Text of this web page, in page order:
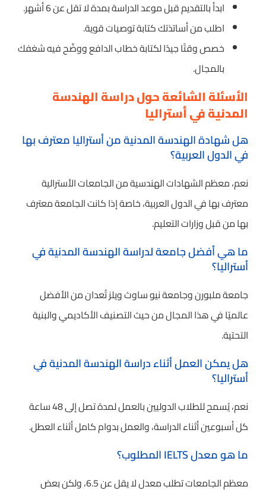
ابدأ بالتقديم قبل موعد الدراسة بمدة لا تقل عن 6 أشهر.
اطلب من أساتذتك كتابة توصيات قوية.
خصص وقتًا جيدًا لكتابة خطاب الدافع ووضّح فيه شغفك
بالمجال.
الأسئلة الشائعة حول دراسة الهندسة
المدنية في أستراليا
هل شهادة الهندسة المدنية من أستراليا معترف بها
في الدول العربية؟
نعم، معظم الشهادات الهندسية من الجامعات الأسترالية
معترف بها في الدول العربية، خاصة إذا كانت الجامعة معترف
بها من قبل وزارات التعليم.
ما هي أفضل جامعة لدراسة الهندسة المدنية في
أستراليا؟
جامعة ملبورن وجامعة نيو ساوث ويلز تُعدان من الأفضل
عالميًا في هذا المجال من حيث التصنيف الأكاديمي والبنية
التحتية.
هل يمكن العمل أثناء دراسة الهندسة المدنية في
أستراليا؟
نعم، يُسمح للطلاب الدوليين بالعمل لمدة تصل إلى 48 ساعة
كل أسبوعين أثناء الدراسة، والعمل بدوام كامل أثناء العطل.
ما هو معدل IELTS المطلوب؟
معظم الجامعات تطلب معدل لا يقل عن 6.5، ولكن بعض